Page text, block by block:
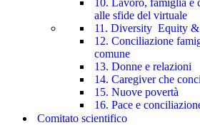
alle sfide del virtuale
11. Diversity Equity
12. Conciliazione
comune
13. Donne e relazioni
14. Caregiver che
15. Nuove povertà
16. Pace e
Comitato scientifico